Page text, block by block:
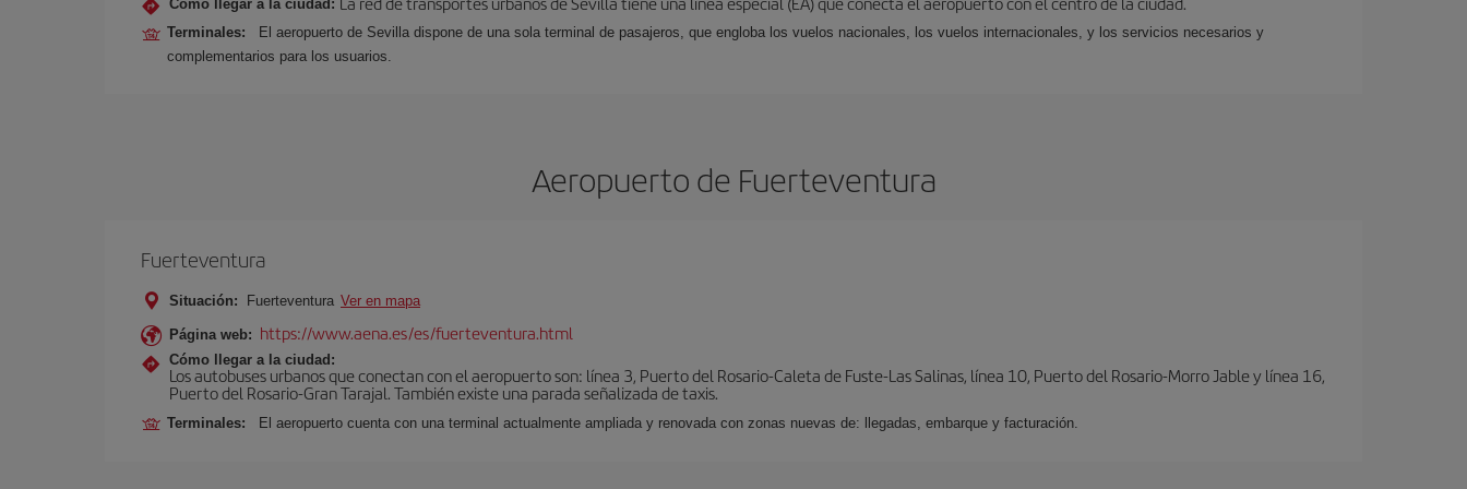
Cómo llegar a la ciudad:
Terminales:
El aeropuerto de Sevilla dispone de una sola terminal de pasajeros, que engloba los vuelos nacionales, los vuelos internacionales, y los servicios necesarios y
complementarios para los usuarios.
Aeropuerto de Fuerteventura
Fuerteventura
Situación: Fuerteventura Ver en mapa
Página web: https://www.aena.es/es/fuerteventura.html
Cómo llegar a la ciudad:
Los autobuses urbanos que conectan con el aeropuerto son: línea 3, Puerto del Rosario-Caleta de Fuste-Las Salinas, línea 10, Puerto del Rosario-Morro Jable y línea 16,
Puerto del Rosario-Gran Tarajal. También existe una parada señalizada de taxis.
Terminales: El aeropuerto cuenta con una terminal actualmente ampliada y renovada con zonas nuevas de: llegadas, embarque y facturación.